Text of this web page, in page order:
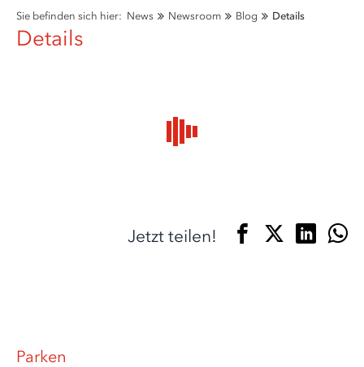
Sie befinden sich hier: News Newsroom Blog Details
Details
Jetzt teilen!
Parken